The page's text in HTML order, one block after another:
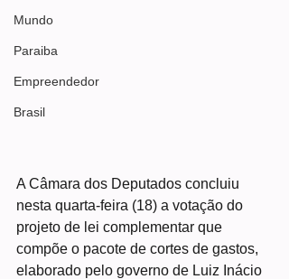
Mundo
Paraiba
Empreendedor
Brasil
A Câmara dos Deputados concluiu
nesta quarta-feira (18) a votação do
projeto de lei complementar que
compõe o pacote de cortes de gastos,
elaborado pelo governo de Luiz Inácio